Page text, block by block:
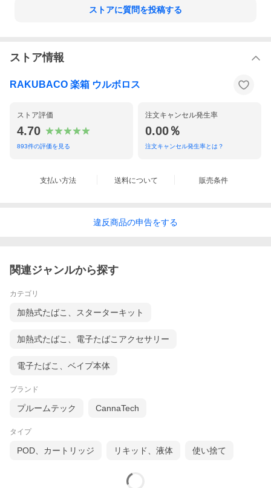
ストアに質問を投稿する
ストア情報
RAKUBACO 楽箱 ウルボロス
ストア評価
4.70
893件の評価を見る
注文キャンセル発生率
0.00％
注文キャンセル発生率とは？
支払い方法 送料について 販売条件
違反商品の申告をする
関連ジャンルから探す
カテゴリ
加熱式たばこ、スターターキット
加熱式たばこ、電子たばこアクセサリー
電子たばこ、ベイプ本体
ブランド
プルームテック CannaTech
タイプ
POD、カートリッジ リキッド、液体 使い捨て